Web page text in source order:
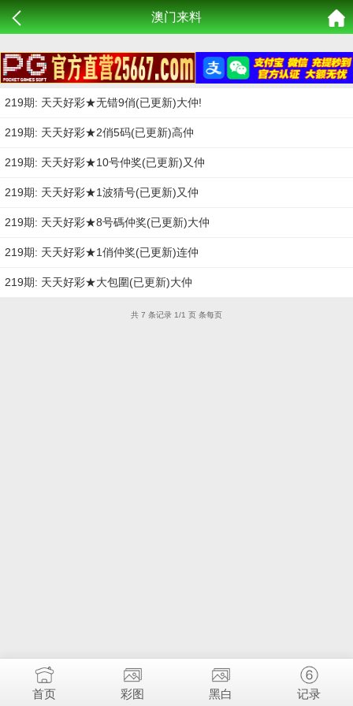
澳门来料
219期: 天天好彩★无错9俏(已更新)大仲!
219期: 天天好彩★2俏5码(已更新)高仲
219期: 天天好彩★10号仲奖(已更新)又仲
219期: 天天好彩★1波猜号(已更新)又仲
219期: 天天好彩★8号碼仲奖(已更新)大仲
219期: 天天好彩★1俏仲奖(已更新)连仲
219期: 天天好彩★大包圍(已更新)大仲
共 7 条记录 1/1 页 条每页
首页 彩图 黑白 记录